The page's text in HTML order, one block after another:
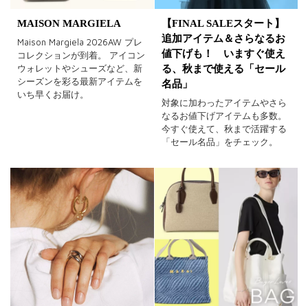
MAISON MARGIELA
Maison Margiela 2026AW プレ
コレクションが到着。 アイコン
ウォレットやシューズなど、新
シーズンを彩る最新アイテムを
いち早くお届け。
【FINAL SALEスタート】
追加アイテム＆さらなるお
値下げも！ いますぐ使え
る、秋まで使える「セール
名品」
対象に加わったアイテムやさら
なるお値下げアイテムも多数。
今すぐ使えて、秋まで活躍する
「セール名品」をチェック。